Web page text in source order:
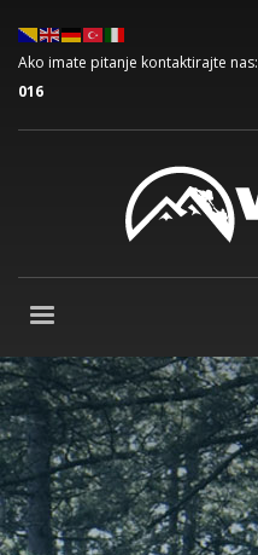
Ako imate pitanje kontaktirajte nas:
016